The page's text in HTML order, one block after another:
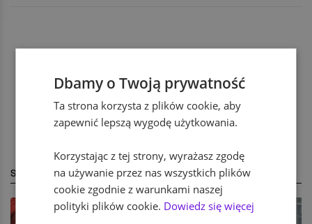
STREFA EKSPERTA
Dbamy o Twoją prywatność
Ta strona korzysta z plików cookie, aby
zapewnić lepszą wygodę użytkowania.
Korzystając z tej strony, wyrażasz zgodę
na używanie przez nas wszystkich plików
cookie zgodnie z warunkami naszej
polityki plików cookie. Dowiedz się więcej